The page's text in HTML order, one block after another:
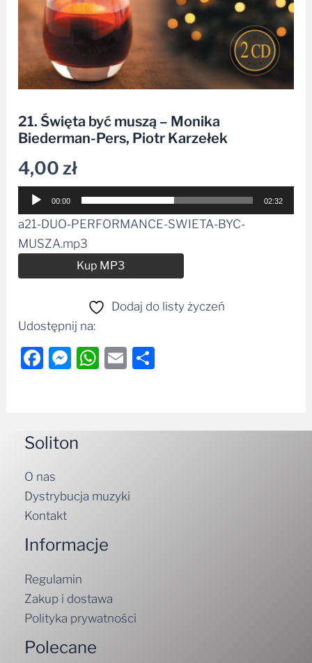
21. Święta być muszą – Monika
Biederman-Pers, Piotr Karzełek
4,00zł
Odtwarzacz
plików
00:00 02:32
a21-DUO-PERFORMANCE-SWIETA-BYC-
MUSZA.mp3
Kup MP3
Dodaj do listy życzeń
Udostępnij na:
Facebook
Messenger
WhatsApp
Email
Soliton
O nas
Dystrybucja muzyki
Kontakt
Informacje
Regulamin
Zakup i dostawa
Polityka prywatności
Polecane